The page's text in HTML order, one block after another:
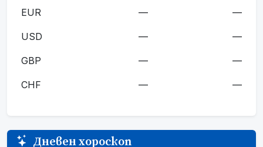
EUR — —
USD — —
GBP — —
CHF — —
Дневен хороскоп